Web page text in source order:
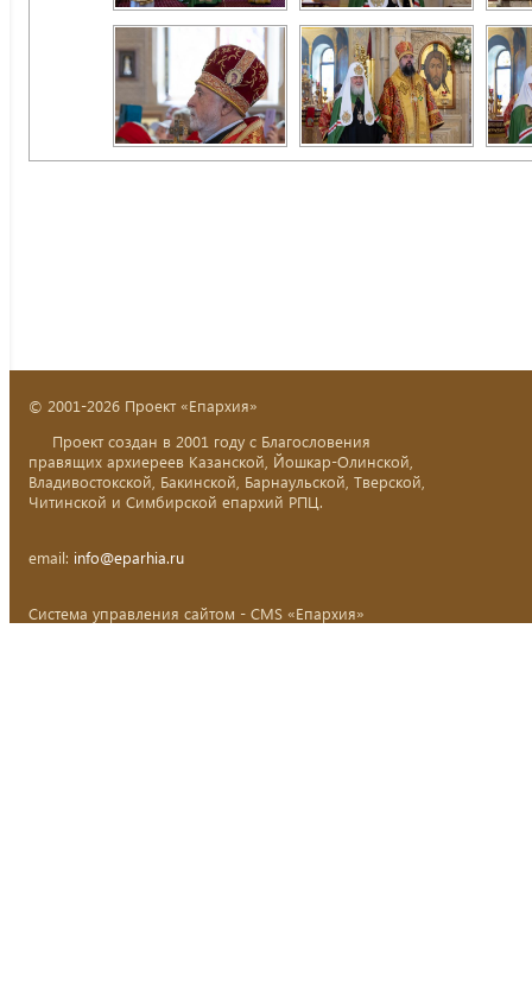
© 2001-2026 Проект «Епархия»
Проект создан в 2001 году с Благословения
правящих архиереев Казанской, Йошкар-Олинской,
Владивостокской, Бакинской, Барнаульской, Тверской,
Читинской и Симбирской епархий РПЦ.
email: info@eparhia.ru
Система управления сайтом - CMS «Епархия»